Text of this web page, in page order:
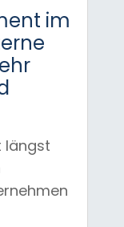
im
längst